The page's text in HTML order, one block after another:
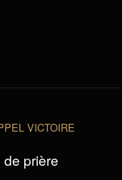
VICTOIRE
de prière